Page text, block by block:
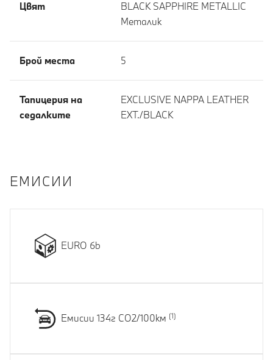
Цвят
BLACK SAPPHIRE METALLIC
Meталик
Брой места 5
Тапицерия на
седалките
EXCLUSIVE NAPPA LEATHER
EXT./BLACK
EМИСИИ
EURO 6b
Емисии 134г CO2/100км